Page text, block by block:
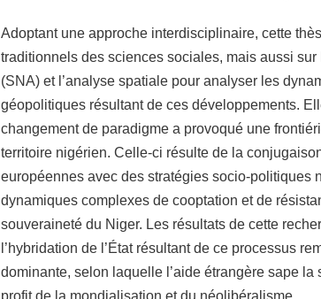
Adoptant une approche interdisciplinaire, cette
traditionnels des sciences sociales, mais aussi
(SNA) et l’analyse spatiale pour analyser les
géopolitiques résultant de ces développements.
changement de paradigme a provoqué une
territoire nigérien. Celle-ci résulte de la
européennes avec des stratégies socio-politiques
dynamiques complexes de cooptation et de
souveraineté du Niger. Les résultats de cette
l’hybridation de l’État résultant de ce processus
dominante, selon laquelle l’aide étrangère sape
profit de la mondialisation et du néolibéralisme.